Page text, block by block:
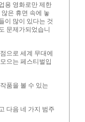
용 영화로만 제한
은 휴면 속에 놓
이 많이 있다는 것
문제가되었습니
으로 세계 무대에
으는 페스티벌입
품을 볼 수 있는
다음 네 가지 범주